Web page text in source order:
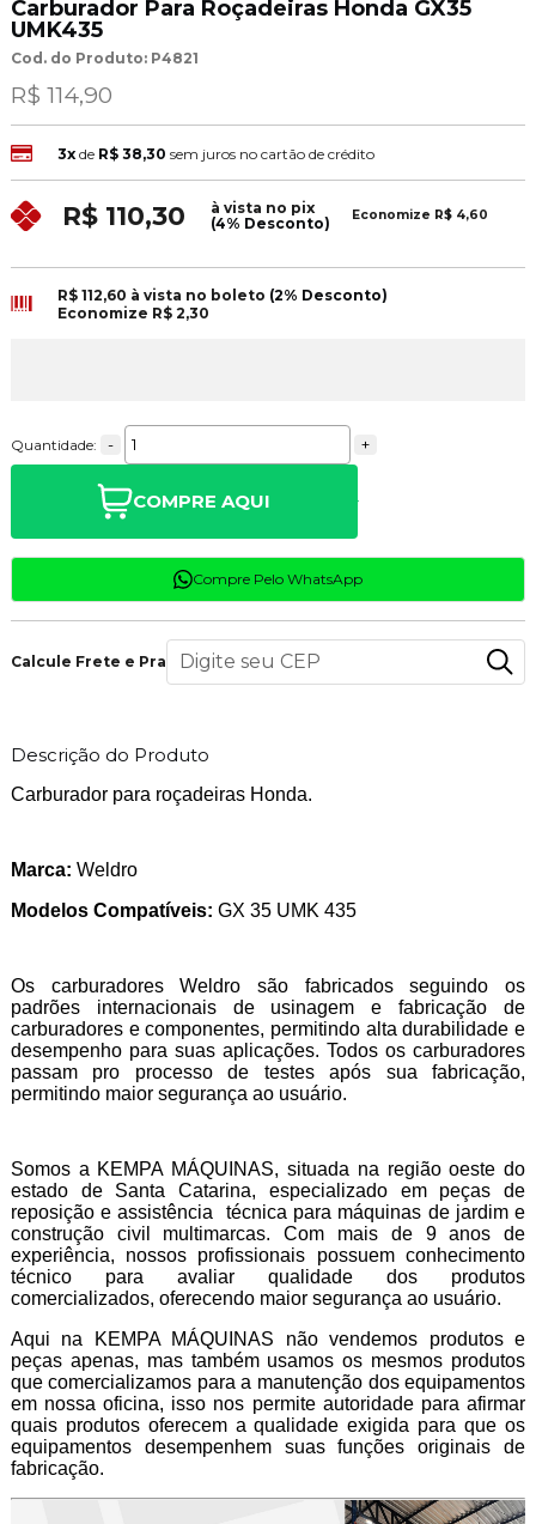
Carburador Para Roçadeiras Honda GX35
UMK435
Cod. do Produto: P4821
R$ 114,90
3xde R$ 38,30 sem juros no cartão de crédito
R$ 110,30
à vista no pix
(4% Desconto)
Economize R$ 4,60
R$ 112,60 à vista no boleto (2% Desconto)
Economize R$ 2,30
Quantidade: - +
COMPRE AQUI
Compre Pelo WhatsApp
Calcule Frete e Prazo
Descrição do Produto
Carburador para roçadeiras Honda.
Marca: Weldro
Modelos Compatíveis: GX 35 UMK 435
Os carburadores Weldro são fabricados seguindo os
padrões internacionais de usinagem e fabricação de
carburadores e componentes, permitindo alta durabilidade e
desempenho para suas aplicações. Todos os carburadores
passam pro processo de testes após sua fabricação,
permitindo maior segurança ao usuário.
Somos a KEMPA MÁQUINAS, situada na região oeste do
estado de Santa Catarina, especializado em peças de
reposição e assistência técnica para máquinas de jardim e
construção civil multimarcas. Com mais de 9 anos de
experiência, nossos profissionais possuem conhecimento
técnico para avaliar qualidade dos produtos
comercializados, oferecendo maior segurança ao usuário.
Aqui na KEMPA MÁQUINAS não vendemos produtos e
peças apenas, mas também usamos os mesmos produtos
que comercializamos para a manutenção dos equipamentos
em nossa oficina, isso nos permite autoridade para afirmar
quais produtos oferecem a qualidade exigida para que os
equipamentos desempenhem suas funções originais de
fabricação.